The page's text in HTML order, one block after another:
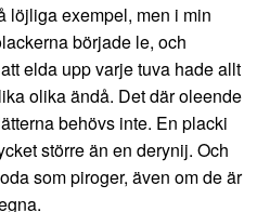
löjliga exempel, men i min
började le, och
elda upp varje tuva hade allt
olika ändå. Det där oleende
behövs inte. En placki
större än en derynij. Och
som piroger, även om de är